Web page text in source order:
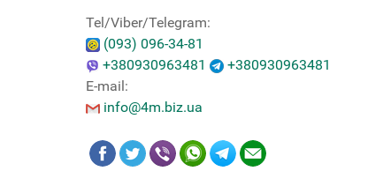
Tel/Viber/Telegram:
(093) 096-34-81
+380930963481
+380930963481
E-mail:
info@4m.biz.ua